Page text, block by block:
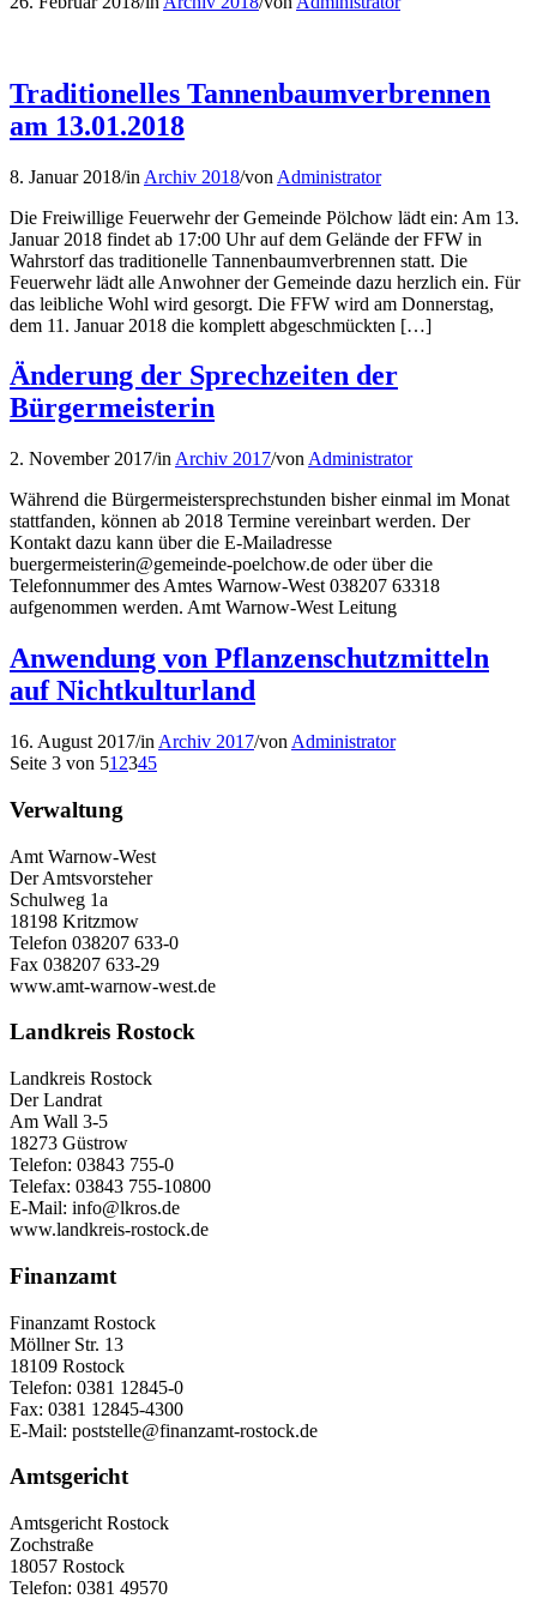
Traditionelles Tannenbaumverbrennen
am 13.01.2018
8. Januar 2018/in Archiv 2018/von Administrator
Die Freiwillige Feuerwehr der Gemeinde Pölchow lädt ein: Am 13.
Januar 2018 findet ab 17:00 Uhr auf dem Gelände der FFW in
Wahrstorf das traditionelle Tannenbaumverbrennen statt. Die
Feuerwehr lädt alle Anwohner der Gemeinde dazu herzlich ein. Für
das leibliche Wohl wird gesorgt. Die FFW wird am Donnerstag,
dem 11. Januar 2018 die komplett abgeschmückten […]
Änderung der Sprechzeiten der
Bürgermeisterin
2. November 2017/in Archiv 2017/von Administrator
Während die Bürgermeistersprechstunden bisher einmal im Monat
stattfanden, können ab 2018 Termine vereinbart werden. Der
Kontakt dazu kann über die E-Mailadresse
buergermeisterin@gemeinde-poelchow.de oder über die
Telefonnummer des Amtes Warnow-West 038207 63318
aufgenommen werden. Amt Warnow-West Leitung
Anwendung von Pflanzenschutzmitteln
auf Nichtkulturland
16. August 2017/in Archiv 2017/von Administrator
Seite 3 von 51 2345
Verwaltung
Amt Warnow-West
Der Amtsvorsteher
Schulweg 1a
18198 Kritzmow
Telefon 038207 633-0
Fax 038207 633-29
www.amt-warnow-west.de
Landkreis Rostock
Landkreis Rostock
Der Landrat
Am Wall 3-5
18273 Güstrow
Telefon: 03843 755-0
Telefax: 03843 755-10800
E-Mail: info@lkros.de
www.landkreis-rostock.de
Finanzamt
Finanzamt Rostock
Möllner Str. 13
18109 Rostock
Telefon: 0381 12845-0
Fax: 0381 12845-4300
E-Mail: poststelle@finanzamt-rostock.de
Amtsgericht
Amtsgericht Rostock
Zochstraße
18057 Rostock
Telefon: 0381 49570